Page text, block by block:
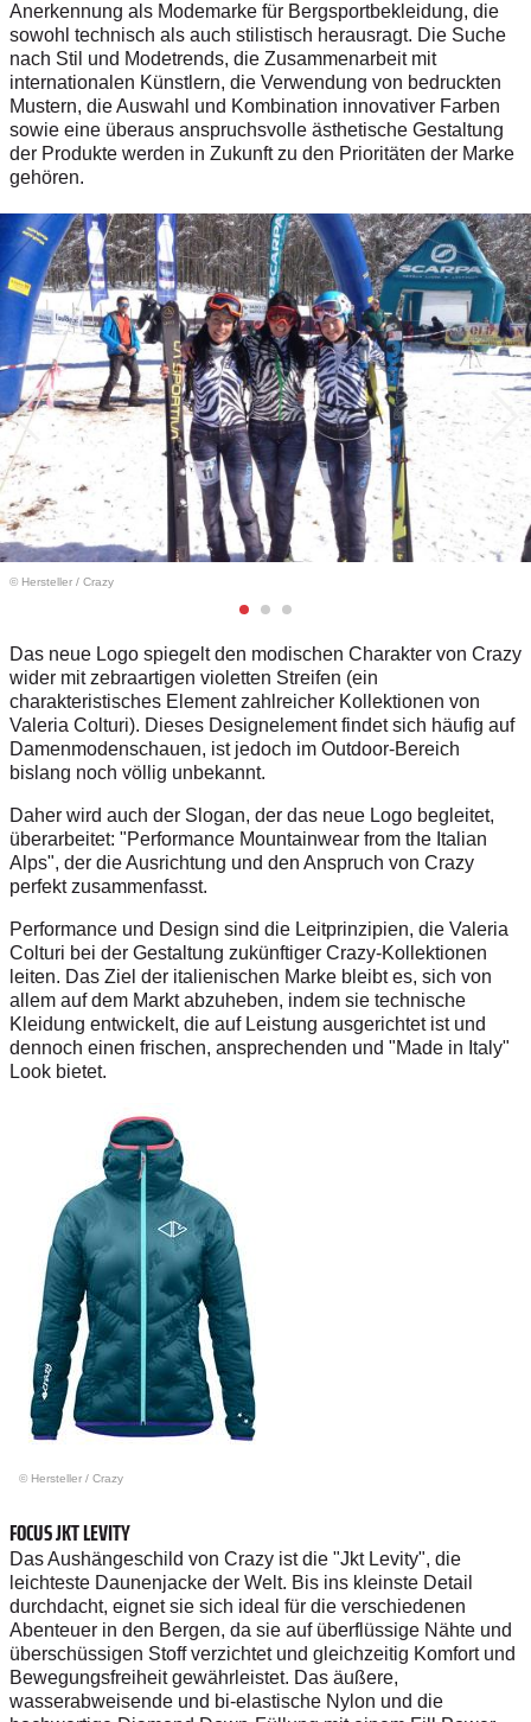
Anerkennung als Modemarke für Bergsportbekleidung, die
sowohl technisch als auch stilistisch herausragt. Die Suche
nach Stil und Modetrends, die Zusammenarbeit mit
internationalen Künstlern, die Verwendung von bedruckten
Mustern, die Auswahl und Kombination innovativer Farben
sowie eine überaus anspruchsvolle ästhetische Gestaltung
der Produkte werden in Zukunft zu den Prioritäten der Marke
gehören.
© Hersteller / Crazy
Das neue Logo spiegelt den modischen Charakter von Crazy
wider mit zebraartigen violetten Streifen (ein
charakteristisches Element zahlreicher Kollektionen von
Valeria Colturi). Dieses Designelement findet sich häufig auf
Damenmodenschauen, ist jedoch im Outdoor-Bereich
bislang noch völlig unbekannt.
Daher wird auch der Slogan, der das neue Logo begleitet,
überarbeitet: "Performance Mountainwear from the Italian
Alps", der die Ausrichtung und den Anspruch von Crazy
perfekt zusammenfasst.
Performance und Design sind die Leitprinzipien, die Valeria
Colturi bei der Gestaltung zukünftiger Crazy-Kollektionen
leiten. Das Ziel der italienischen Marke bleibt es, sich von
allem auf dem Markt abzuheben, indem sie technische
Kleidung entwickelt, die auf Leistung ausgerichtet ist und
dennoch einen frischen, ansprechenden und "Made in Italy"
Look bietet.
© Hersteller / Crazy
FOCUS JKT LEVITY
Das Aushängeschild von Crazy ist die "Jkt Levity", die
leichteste Daunenjacke der Welt. Bis ins kleinste Detail
durchdacht, eignet sie sich ideal für die verschiedenen
Abenteuer in den Bergen, da sie auf überflüssige Nähte und
überschüssigen Stoff verzichtet und gleichzeitig Komfort und
Bewegungsfreiheit gewährleistet. Das äußere,
wasserabweisende und bi-elastische Nylon und die